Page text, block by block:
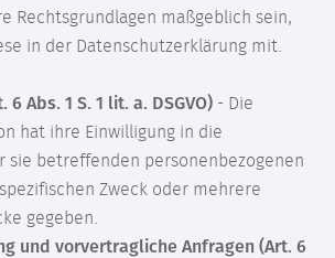
Rechtsgrundlagen maßgeblich sein,
in der Datenschutzerklärung mit.
6 Abs. 1 S. 1 lit. a. DSGVO) - Die
hat ihre Einwilligung in die
sie betreffenden personenbezogenen
Zweck oder mehrere
gegeben.
und vorvertragliche Anfragen (Art. 6